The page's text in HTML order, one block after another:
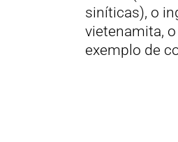
siníticas), o
vietenamita,
exemplo de